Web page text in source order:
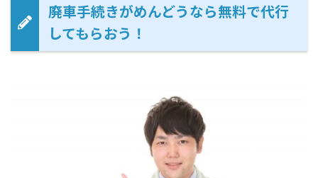
廃車手続きがめんどうなら無料で代行
してもらおう！